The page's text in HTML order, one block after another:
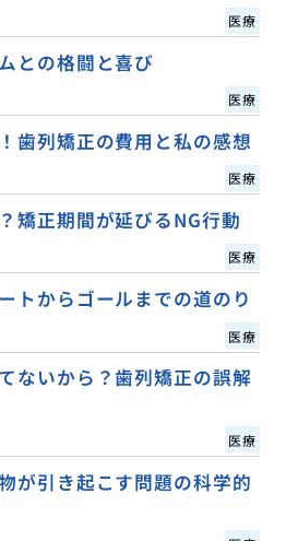
医療
との格闘と喜び
医療
歯列矯正の費用と私の感想
医療
矯正期間が延びるNG行動
医療
トからゴールまでの道のり
医療
ないから？歯列矯正の誤解
医療
が引き起こす問題の科学的